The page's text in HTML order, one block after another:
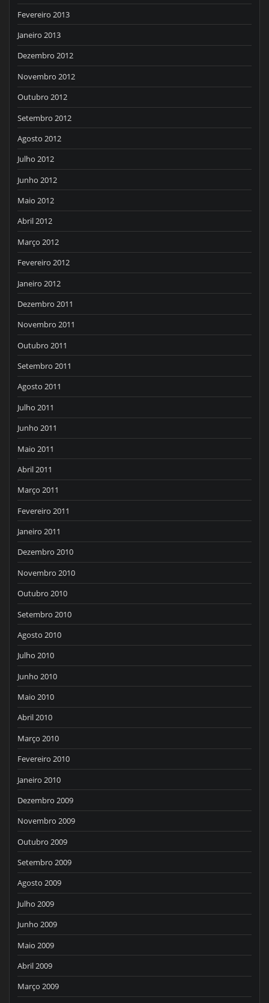
Fevereiro 2013
Janeiro 2013
Dezembro 2012
Novembro 2012
Outubro 2012
Setembro 2012
Agosto 2012
Julho 2012
Junho 2012
Maio 2012
Abril 2012
Março 2012
Fevereiro 2012
Janeiro 2012
Dezembro 2011
Novembro 2011
Outubro 2011
Setembro 2011
Agosto 2011
Julho 2011
Junho 2011
Maio 2011
Abril 2011
Março 2011
Fevereiro 2011
Janeiro 2011
Dezembro 2010
Novembro 2010
Outubro 2010
Setembro 2010
Agosto 2010
Julho 2010
Junho 2010
Maio 2010
Abril 2010
Março 2010
Fevereiro 2010
Janeiro 2010
Dezembro 2009
Novembro 2009
Outubro 2009
Setembro 2009
Agosto 2009
Julho 2009
Junho 2009
Maio 2009
Abril 2009
Março 2009